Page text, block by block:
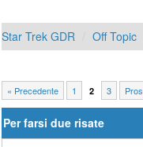
Star Trek GDR Off Topic
« Precedente 1 2 3
Per farsi due risate